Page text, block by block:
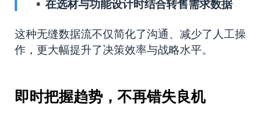
在选材与功能设计时结合转售需求数据
这种无缝数据流不仅简化了沟通、减少了人工操
作，更大幅提升了决策效率与战略水平。
即时把握趋势，不再错失良机